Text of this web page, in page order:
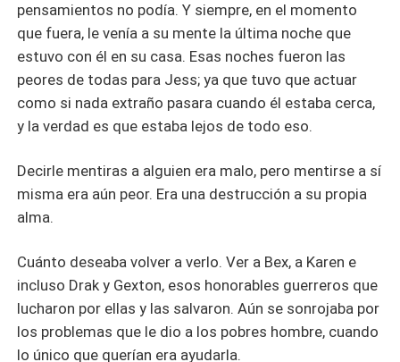
pensamientos no podía. Y siempre, en el momento
que fuera, le venía a su mente la última noche que
estuvo con él en su casa. Esas noches fueron las
peores de todas para Jess; ya que tuvo que actuar
como si nada extraño pasara cuando él estaba cerca,
y la verdad es que estaba lejos de todo eso.
Decirle mentiras a alguien era malo, pero mentirse a sí
misma era aún peor. Era una destrucción a su propia
alma.
Cuánto deseaba volver a verlo. Ver a Bex, a Karen e
incluso Drak y Gexton, esos honorables guerreros que
lucharon por ellas y las salvaron. Aún se sonrojaba por
los problemas que le dio a los pobres hombre, cuando
lo único que querían era ayudarla.